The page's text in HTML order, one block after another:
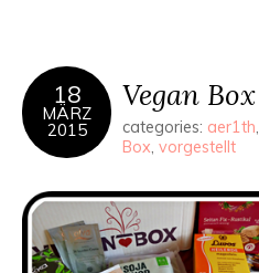
18
MÄRZ
2015
Vegan
categories: aer1th,
Box, vorgestellt